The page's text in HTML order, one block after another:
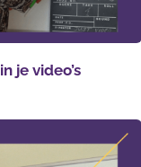
je video’s